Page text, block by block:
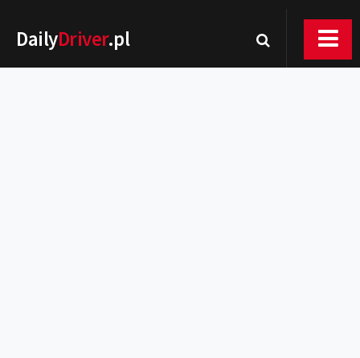
DailyDriver.pl